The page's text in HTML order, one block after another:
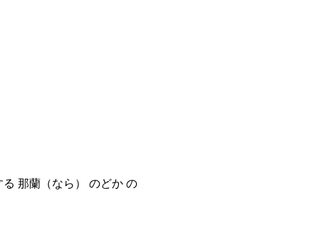
那蘭（なら） のどか の